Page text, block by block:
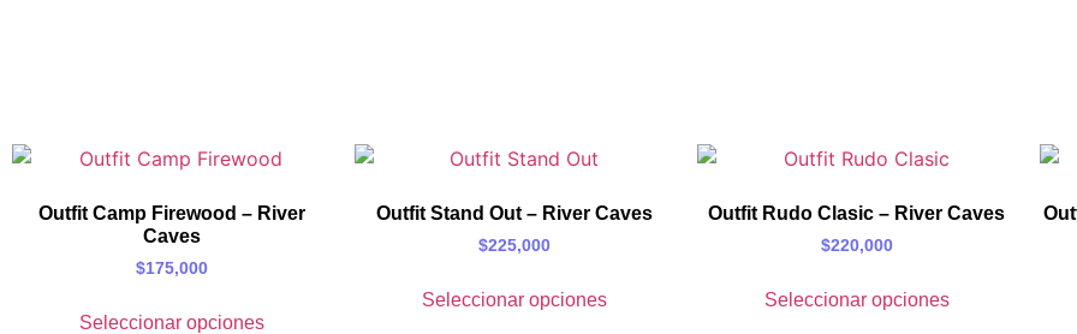
Outfit Camp Firewood – River
Caves
$175,000
Seleccionar opciones
Outfit Stand Out – River Caves
$225,000
Seleccionar opciones
Outfit Rudo Clasic – River Caves
$220,000
Seleccionar opciones